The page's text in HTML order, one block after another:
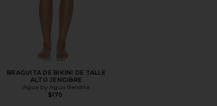
BRAGUITA DE BIKINI DE TALLE
ALTO JENGIBRE
Agua by Agua Bendita
$170